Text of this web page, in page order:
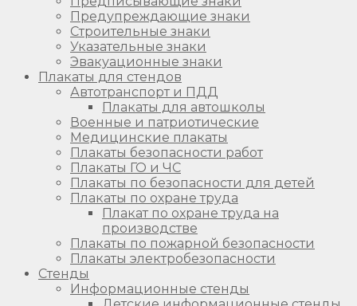
Предупреждающие знаки
Строительные знаки
Указательные знаки
Эвакуационные знаки
Плакаты для стендов
Автотранспорт и ПДД
Плакаты для автошколы
Военные и патриотические
Медицинские плакаты
Плакаты безопасности работ
Плакаты ГО и ЧС
Плакаты по безопасности для детей
Плакаты по охране труда
Плакат по охране труда на
производстве
Плакаты по пожарной безопасности
Плакаты электробезопасности
Стенды
Информационные стенды